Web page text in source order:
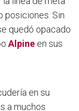
posiciones. Sin
quedó opacado
Alpine en sus
en su
a muchos